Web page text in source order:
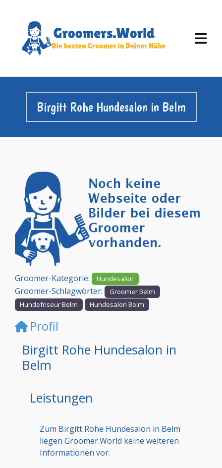
Birgitt Rohe Hundesalon in Belm
Vorheriges
Groomer-Kategorie: Hundesalon
Groomer-Schlagwörter:
Groomer Belm
Hundefriseur Belm
Hundesalon Belm
Profil
Birgitt Rohe Hundesalon in
Belm
Leistungen
Zum Birgitt Rohe Hundesalon in Belm
liegen Groomer.World keine weiteren
Informationen vor.